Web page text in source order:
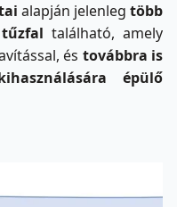
alapján jelenleg több
található, amely
és továbbra is
épülő